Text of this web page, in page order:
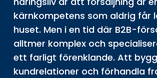
kärnkompetens som aldrig får
huset. Men i en tid där B2B-
alltmer komplex och
ett farligt förenklande. Att
kundrelationer och förhandla